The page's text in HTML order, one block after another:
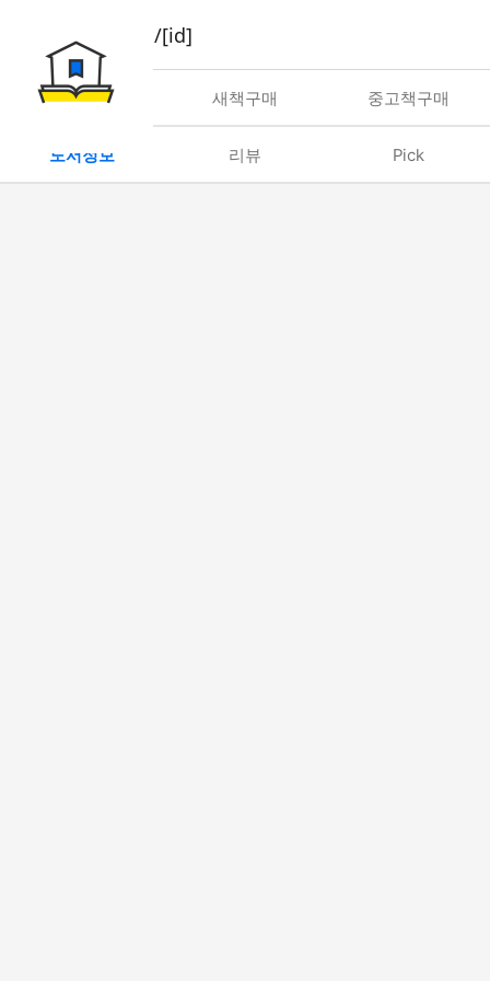
book/rent/[id]
대여 새책구매 중고책구매
도서정보 리뷰 Pick